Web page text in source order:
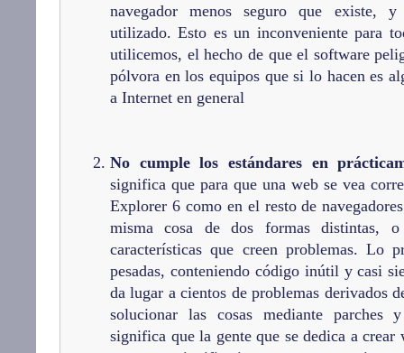
navegador menos seguro que existe, y
utilizado. Esto es un inconveniente para
utilicemos, el hecho de que el software
pólvora en los equipos que si lo hacen es
a Internet en general
No cumple los estándares en
significa que para que una web se vea
Explorer 6 como en el resto de
misma cosa de dos formas distintas,
características que creen problemas. Lo
pesadas, conteniendo código inútil y casi
da lugar a cientos de problemas derivados
solucionar las cosas mediante parches
significa que la gente que se dedica a crear